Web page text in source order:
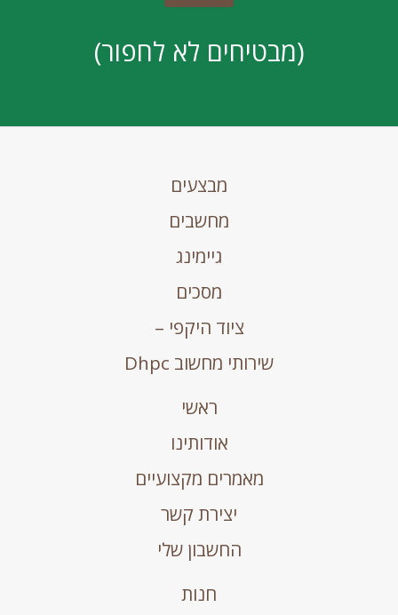
(מבטיחים לא לחפור)
מבצעים
מחשבים
גיימינג
מסכים
ציוד היקפי –
שירותי מחשוב Dhpc
ראשי
אודותינו
מאמרים מקצועיים
יצירת קשר
החשבון שלי
חנות